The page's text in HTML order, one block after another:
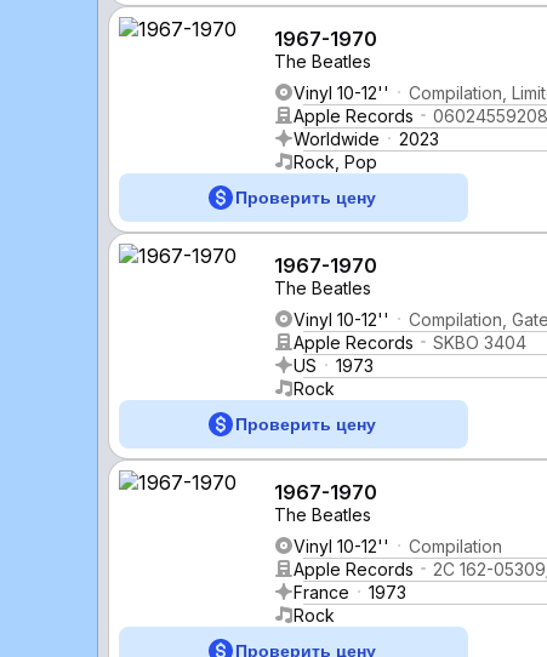
1967-1970
The Beatles
Vinyl 10-12''
Compilation,
Apple Records
Worldwide
2023
Rock, Pop
Проверить цену
1967-1970
The Beatles
Vinyl 10-12''
Compilation,
Apple Records
SKBO 3404
US
1973
Rock
Проверить цену
1967-1970
The Beatles
Vinyl 10-12''
Compilation
Apple Records
2C 162-
France
1973
Rock
Проверить цену